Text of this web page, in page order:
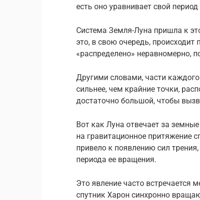
есть оно уравнивает свой
Система Земля-Луна пришла к
это, в свою очередь, происходит
«распределено» неравномерно,
Другими словами, части
сильнее, чем крайние точки,
достаточно большой, чтобы
Вот как Луна отвечает за
на гравитационное притяжение
привело к появлению сил
периода ее вращения.
Это явление часто встречается
спутник Харон синхронно